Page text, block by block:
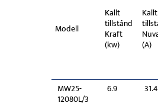
Modell
Kallt
tillstånd
Kraft
(kw)
Kallt
(A)
MW25-
12080L/3
6.9 31.4